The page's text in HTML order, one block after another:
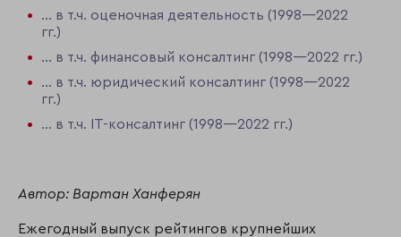
... в т.ч. оценочная деятельность (1998—2022
гг.)
... в т.ч. финансовый консалтинг (1998—2022 гг.)
... в т.ч. юридический консалтинг (1998—2022
гг.)
... в т.ч. IT-консалтинг (1998—2022 гг.)
Автор: Вартан Ханферян
Ежегодный выпуск рейтингов крупнейших